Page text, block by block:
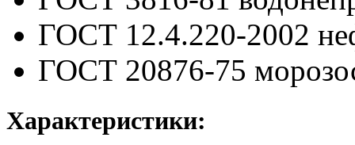
ГОСТ 12.4.220-2002
ГОСТ 20876-75
Характеристики: